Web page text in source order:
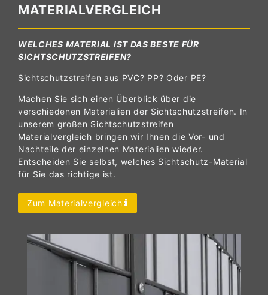
MATERIALVERGLEICH
WELCHES MATERIAL IST DAS BESTE FÜR
SICHTSCHUTZSTREIFEN?
Sichtschutzstreifen aus PVC? PP? Oder PE?
Machen Sie sich einen Überblick über die
verschiedenen Materialien der Sichtschutzstreifen. In
unserem großen Sichtschutzstreifen
Materialvergleich bringen wir Ihnen die Vor- und
Nachteile der einzelnen Materialien wieder.
Entscheiden Sie selbst, welches Sichtschutz-Material
für Sie das richtige ist.
Zum Materialvergleich